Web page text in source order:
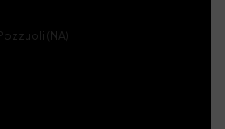
(NA)